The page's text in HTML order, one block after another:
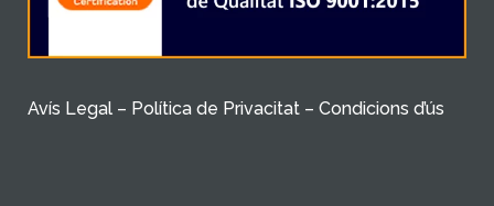
Avís Legal – Política de Privacitat – Condicions d’ús